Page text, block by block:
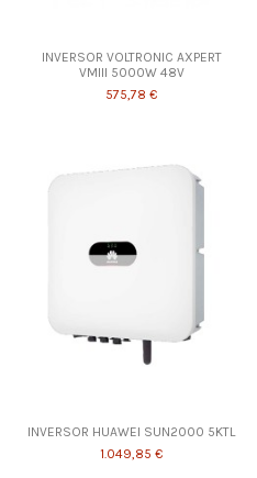
INVERSOR VOLTRONIC AXPERT
VMIII 5000W 48V
575,78 €
INVERSOR HUAWEI SUN2000 5KTL
1.049,85 €